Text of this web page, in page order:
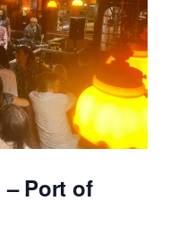
– Port of